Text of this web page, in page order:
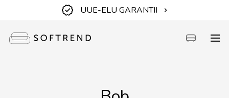
UUE-ELU GARANTII